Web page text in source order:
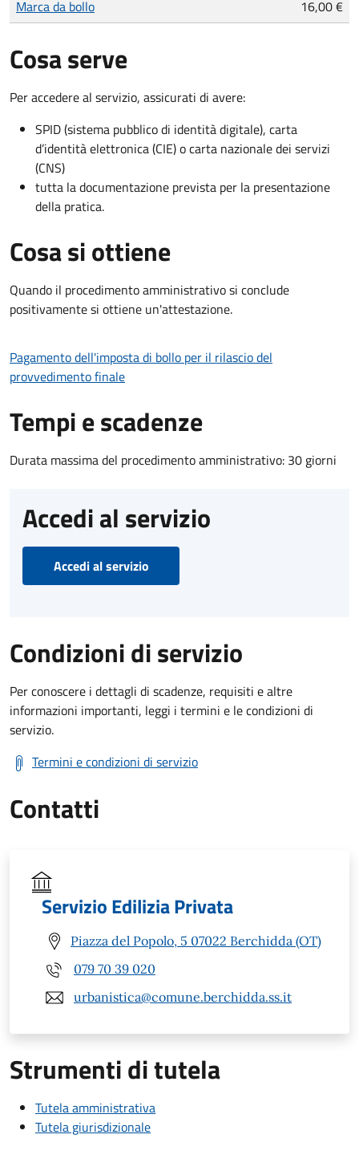
Marca da bollo 16,00 €
Cosa serve
Per accedere al servizio, assicurati di avere:
SPID (sistema pubblico di identità digitale), carta
d’identità elettronica (CIE) o carta nazionale dei servizi
(CNS)
tutta la documentazione prevista per la presentazione
della pratica.
Cosa si ottiene
Quando il procedimento amministrativo si conclude
positivamente si ottiene un'attestazione.
Pagamento dell'imposta di bollo per il rilascio del
provvedimento finale
Tempi e scadenze
Durata massima del procedimento amministrativo: 30 giorni
Accedi al servizio
Accedi al servizio
Condizioni di servizio
Per conoscere i dettagli di scadenze, requisiti e altre
informazioni importanti, leggi i termini e le condizioni di
servizio.
Termini e condizioni di servizio
Contatti
Servizio Edilizia Privata
Piazza del Popolo, 5 07022 Berchidda (OT)
079 70 39 020
urbanistica@comune.berchidda.ss.it
Strumenti di tutela
Tutela amministrativa
Tutela giurisdizionale